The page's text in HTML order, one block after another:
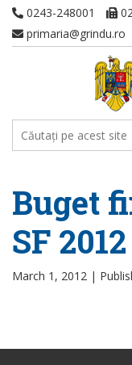
0243-248001
primaria@grindu.ro
Buget
SF 2012
March 1, 2012 |